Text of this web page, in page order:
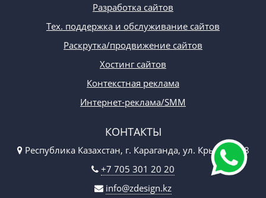
Разработка сайтов
Тех. поддержка и обслуживание сайтов
Раскрутка/продвижение сайтов
Хостинг сайтов
Контекстная реклама
Интернет-реклама/SMM
КОНТАКТЫ
Республика Казахстан, г. Караганда, ул. Крылова 48
+7 705 301 20 20
info@zdesign.kz